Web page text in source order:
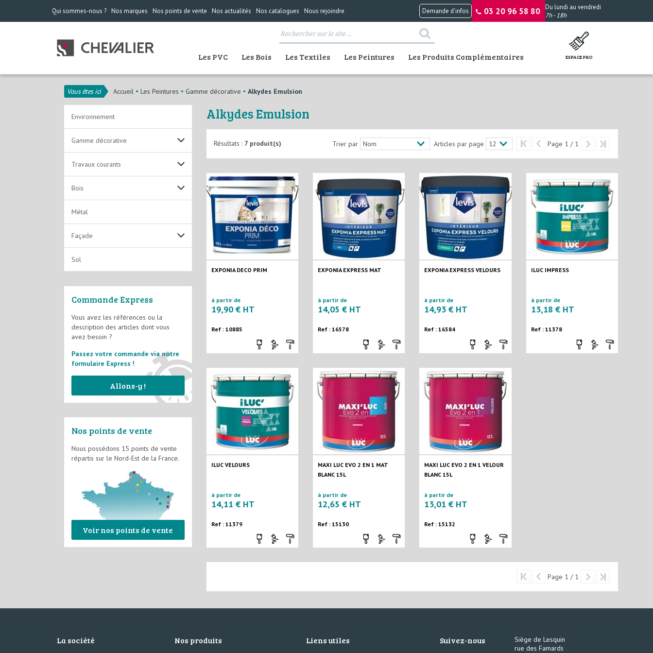
Qui sommes-nous ? Nos marques Nos points de vente Nos actualités Nos catalogues Nous rejoindre Demande d'infos 03 20 96 58 80 Du lundi au vendredi
7h - 18h
sur
le
site
Les PVC Les Bois Les Textiles Les Peintures Les Produits Complémentaires ESPACE PRO
Vous êtes ici Accueil Les Peintures Gamme décorative Alkydes Emulsion
Alkydes Emulsion
Résultats : 7 produit(s) Trier par Articles par page Page 1 / 1
EXPONIA DECO PRIM
à partir de
19,90 € HT
Ref : 10885
EXPONIA EXPRESS MAT
à partir de
14,05 € HT
Ref : 16578
EXPONIA EXPRESS VELOURS
à partir de
14,93 € HT
Ref : 16584
ILUC IMPRESS
à partir de
13,18 € HT
Ref : 11378
ILUC VELOURS
à partir de
14,11 € HT
Ref : 11379
MAXI LUC EVO 2 EN 1 MAT
BLANC 15L
à partir de
12,65 € HT
Ref : 15130
MAXI LUC EVO 2 EN 1 VELOUR
BLANC 15L
à partir de
13,01 € HT
Ref : 15132
Page 1 / 1
Environnement
Gamme décorative
Non lustrantes
Alkydes Emulsion
Laques
Solutions Techniques
Travaux courants
Solutions acryliques
Solutions solvantées
Bois
Laques acryliques
Laques solvantées
Lasures
Métal
Façade
Fixateurs et Impressions
Films Semi-épais D3
Système d'imperméabilité
Sol
Commande Express
Vous avez les références ou la
description des articles dont vous
avez besoin ?
Passez votre commande via notre
formulaire Express !
Allons-y !
Nos points de vente
Nous possédons 15 points de vente
répartis sur le Nord-Est de la France.
Voir nos points de vente
La société Nos produits Liens utiles Suivez-nous
Siège de Lesquin
rue des Famards